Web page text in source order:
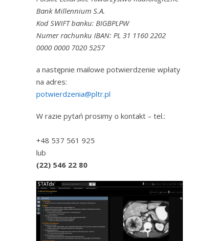
Bank Millennium S.A.
Kod SWIFT banku: BIGBPLPW
Numer rachunku IBAN: PL 31 1160 2202
0000 0000 7020 5257
a następnie mailowe potwierdzenie wpłaty
na adres:
potwierdzenia@pltr.pl
W razie pytań prosimy o kontakt – tel.:
+48 537 561 925
lub
(22) 546 22 80